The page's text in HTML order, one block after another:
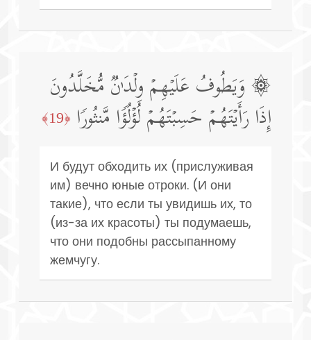
۞ وَیَطُوفُ عَلَیۡهِمۡ وِلۡدَ ٰ⁠نࣱ مُّخَلَّدُونَ
إِذَا رَأَیۡتَهُمۡ حَسِبۡتَهُمۡ لُؤۡلُؤࣰا مَّنثُورࣰا ﴿19﴾
И будут обходить их (прислуживая
им) вечно юные отроки. (И они
такие), что если ты увидишь их, то
(из-за их красоты) ты подумаешь,
что они подобны рассыпанному
жемчугу.